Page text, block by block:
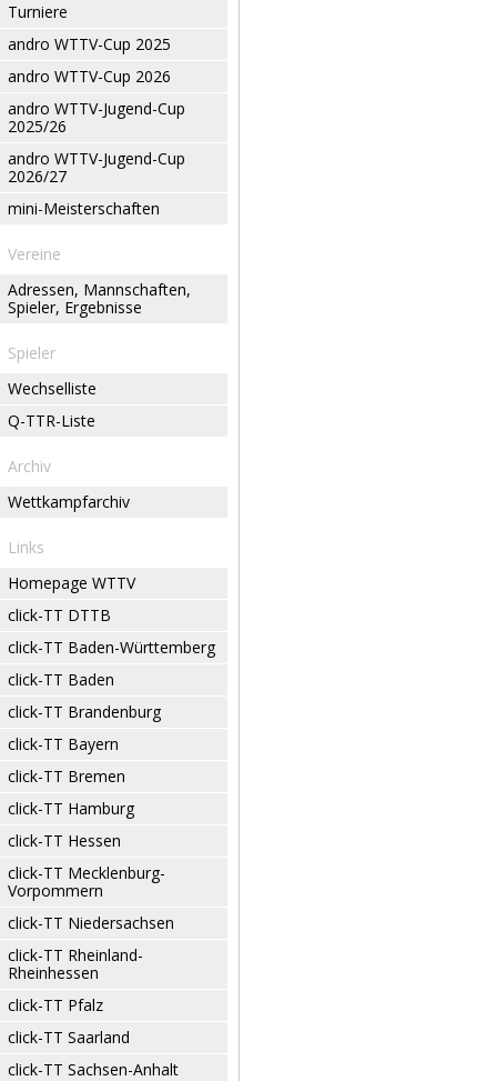
Turniere
andro WTTV-Cup 2025
andro WTTV-Cup 2026
andro WTTV-Jugend-Cup
2025/26
andro WTTV-Jugend-Cup
2026/27
mini-Meisterschaften
Vereine
Adressen, Mannschaften,
Spieler, Ergebnisse
Spieler
Wechselliste
Q-TTR-Liste
Archiv
Wettkampfarchiv
Links
Homepage WTTV
click-TT DTTB
click-TT Baden-Württemberg
click-TT Baden
click-TT Brandenburg
click-TT Bayern
click-TT Bremen
click-TT Hamburg
click-TT Hessen
click-TT Mecklenburg-
Vorpommern
click-TT Niedersachsen
click-TT Rheinland-
Rheinhessen
click-TT Pfalz
click-TT Saarland
click-TT Sachsen-Anhalt